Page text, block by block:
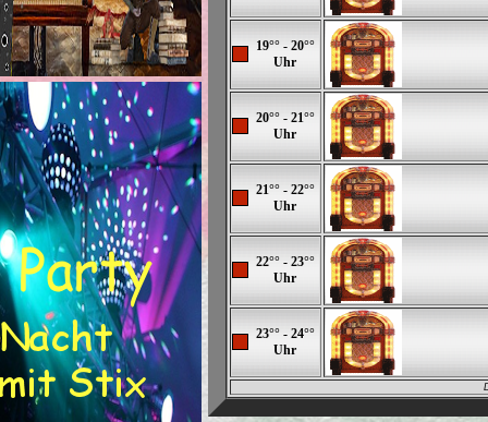
19°° - 20°°
Uhr
20°° - 21°°
Uhr
21°° - 22°°
Uhr
22°° - 23°°
Uhr
23°° - 24°°
Uhr